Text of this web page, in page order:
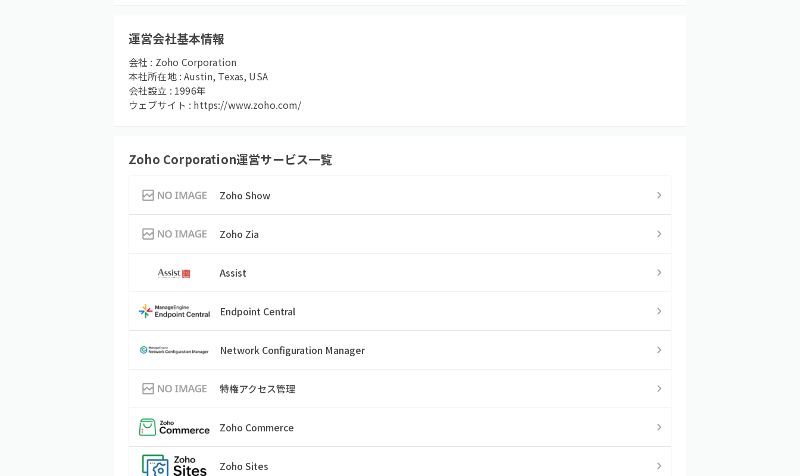
運営会社基本情報
会社 : Zoho Corporation
本社所在地 :Austin, Texas, USA
会社設立 : 1996年
ウェブサイト : https://www.zoho.com/
Zoho Corporation運営サービス一覧
Zoho Show
Zoho Zia
Assist
Endpoint Central
Network Configuration Manager
特権アクセス管理
Zoho Commerce
Zoho Sites